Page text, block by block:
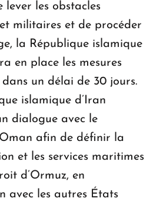
lever les obstacles
militaires et de procéder
la République islamique
en place les mesures
dans un délai de 30 jours.
islamique d’Iran
dialogue avec le
afin de définir la
et les services maritimes
d’Ormuz, en
avec les autres États